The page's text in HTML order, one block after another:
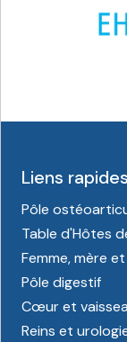
Liens rapides
Pôle
Table d'Hôtes
Femme, mère
Pôle digestif
Cœur et
Reins et